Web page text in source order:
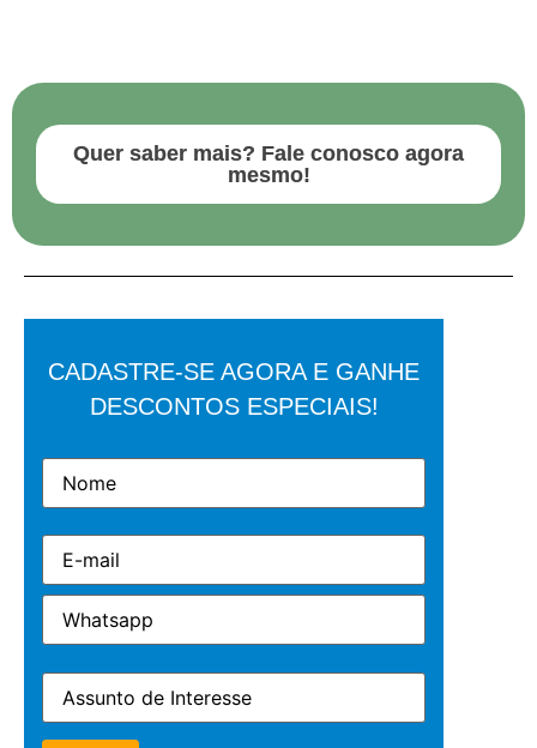
Quer saber mais? Fale conosco agora
mesmo!
CADASTRE-SE AGORA E GANHE
DESCONTOS ESPECIAIS!